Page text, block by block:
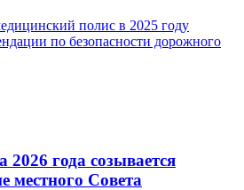
полис в 2025 году
по безопасности дорожного
года созывается
местного Совета